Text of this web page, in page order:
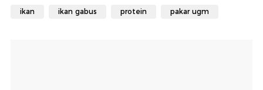
ikan ikan gabus protein pakar ugm